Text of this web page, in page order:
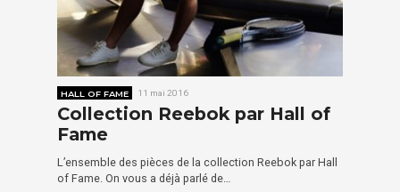
HALL OF FAME 11 mai 2016
Collection Reebok par Hall of
Fame
L’ensemble des pièces de la collection Reebok par Hall
of Fame. On vous a déjà parlé de…